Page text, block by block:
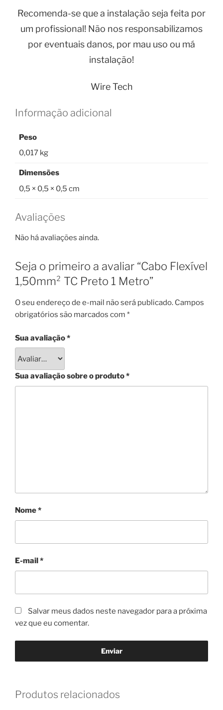
Recomenda-se que a instalação seja feita por
um profissional! Não nos responsabilizamos
por eventuais danos, por mau uso ou má
instalação!
Wire Tech
Informação adicional
Peso
0,017 kg
Dimensões
0,5 × 0,5 × 0,5 cm
Avaliações
Não há avaliações ainda.
Seja o primeiro a avaliar “Cabo Flexível
1,50mm² TC Preto 1 Metro”
O seu endereço de e-mail não será publicado. Campos
obrigatórios são marcados com *
Sua avaliação*
Sua avaliação sobre o produto*
Nome*
E-mail*
Salvar meus dados neste navegador para a próxima
vez que eu comentar.
Produtos relacionados